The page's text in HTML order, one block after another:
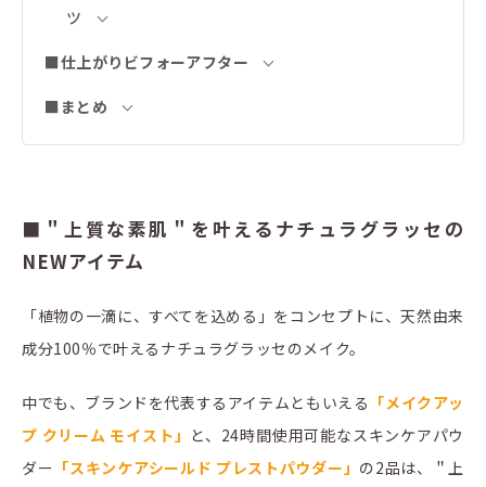
ツ
■仕上がりビフォーアフター
■まとめ
■＂上質な素肌＂を叶えるナチュラグラッセの
NEWアイテム
「植物の一滴に、すべてを込める」をコンセプトに、天然由来
成分100％で叶えるナチュラグラッセのメイク。
中でも、ブランドを代表するアイテムともいえる 「メイクアッ
プ クリーム モイスト」 と、24時間使用可能なスキンケアパウ
ダー 「スキンケアシールド プレストパウダー」 の2品は、＂上